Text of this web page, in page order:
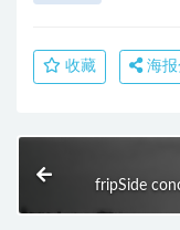
收藏 海报
fripSide